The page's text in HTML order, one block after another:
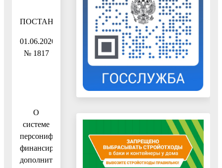
ПОСТАНОВЛЕНИЕ
01.06.2020
№ 1817
О
системе
персонифицированного
финансирования
дополнительного